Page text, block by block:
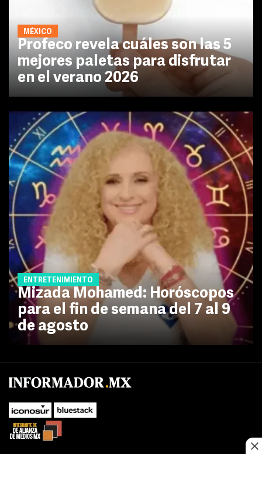
MÉXICO
Profeco revela cuáles son las 5
mejores paletas para disfrutar
en el verano 2026
ENTRETENIMIENTO
Mizada Mohamed: Horóscopos
para el fin de semana del 7 al 9
de agosto